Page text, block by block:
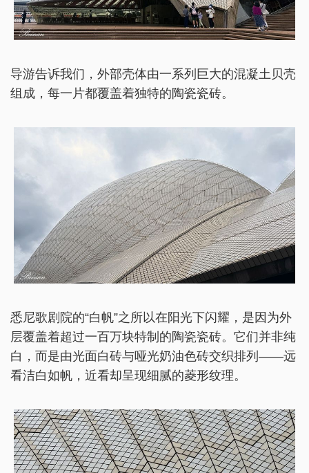
导游告诉我们，外部壳体由一系列巨大的混凝土贝壳
组成，每一片都覆盖着独特的陶瓷瓷砖。
悉尼歌剧院的“白帆”之所以在阳光下闪耀，是因为外
层覆盖着超过一百万块特制的陶瓷瓷砖。它们并非纯
白，而是由光面白砖与哑光奶油色砖交织排列——远
看洁白如帆，近看却呈现细腻的菱形纹理。